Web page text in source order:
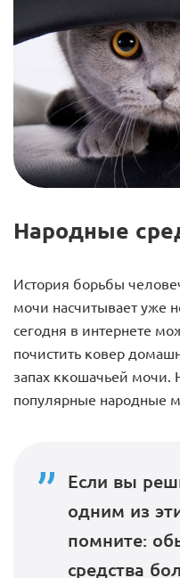
Народные
История борьбы
мочи насчитывает уже
сегодня в интернете
почистить ковер
запах ккошачьей
популярные народные
Если вы
одним из
помните:
средства